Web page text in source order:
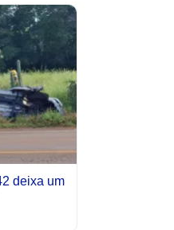
deixa um